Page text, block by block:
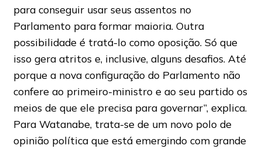
para conseguir usar seus assentos no
Parlamento para formar maioria. Outra
possibilidade é tratá-lo como oposição. Só que
isso gera atritos e, inclusive, alguns desafios. Até
porque a nova configuração do Parlamento não
confere ao primeiro-ministro e ao seu partido os
meios de que ele precisa para governar”, explica.
Para Watanabe, trata-se de um novo polo de
opinião política que está emergindo com grande